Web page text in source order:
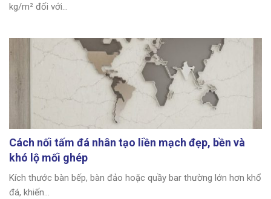
kg/m² đối với...
Cách nối tấm đá nhân tạo liền mạch đẹp, bền và
khó lộ mối ghép
Kích thước bàn bếp, bàn đảo hoặc quầy bar thường lớn hơn khổ
đá, khiến...